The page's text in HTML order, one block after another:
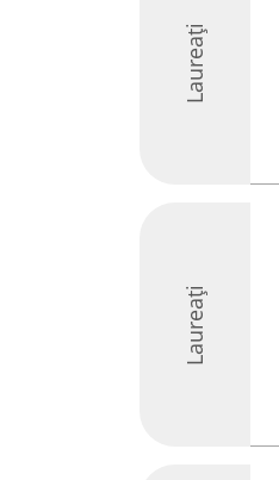
Laureați
Laureați